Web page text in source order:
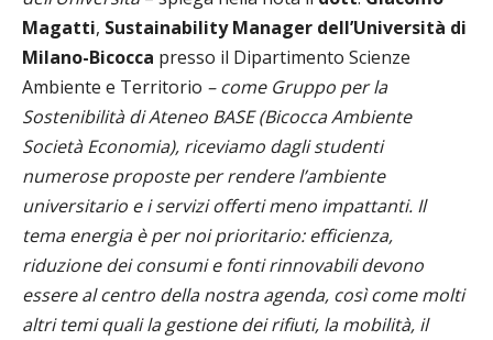
Magatti, Sustainability Manager dell’Università di
Milano-Bicocca presso il Dipartimento Scienze
Ambiente e Territorio –come Gruppo per la
Sostenibilità di Ateneo BASE (Bicocca Ambiente
Società Economia), riceviamo dagli studenti
numerose proposte per rendere l’ambiente
universitario e i servizi offerti meno impattanti. Il
tema energia è per noi prioritario: efficienza,
riduzione dei consumi e fonti rinnovabili devono
essere al centro della nostra agenda, così come molti
altri temi quali la gestione dei rifiuti, la mobilità, il